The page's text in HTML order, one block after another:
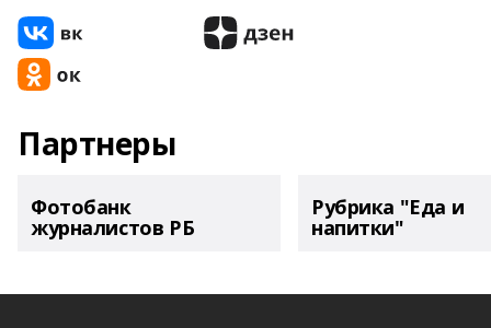
Партнеры
Фотобанк
журналистов РБ
Рубрика "Еда и
напитки"